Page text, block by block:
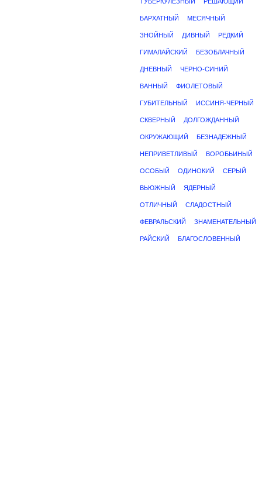
БАРХАТНЫЙ МЕСЯЧНЫЙ
ЗНОЙНЫЙ ДИВНЫЙ РЕДКИЙ
ГИМАЛАЙСКИЙ БЕЗОБЛАЧНЫЙ
ДНЕВНЫЙ ЧЕРНО-СИНИЙ
ВАННЫЙ ФИОЛЕТОВЫЙ
ГУБИТЕЛЬНЫЙ ИССИНЯ-ЧЕРНЫЙ
СКВЕРНЫЙ ДОЛГОЖДАННЫЙ
ОКРУЖАЮЩИЙ БЕЗНАДЕЖНЫЙ
НЕПРИВЕТЛИВЫЙ ВОРОБЬИНЫЙ
ОСОБЫЙ ОДИНОКИЙ СЕРЫЙ
ВЬЮЖНЫЙ ЯДЕРНЫЙ
ОТЛИЧНЫЙ СЛАДОСТНЫЙ
ФЕВРАЛЬСКИЙ ЗНАМЕНАТЕЛЬНЫЙ
РАЙСКИЙ БЛАГОСЛОВЕННЫЙ